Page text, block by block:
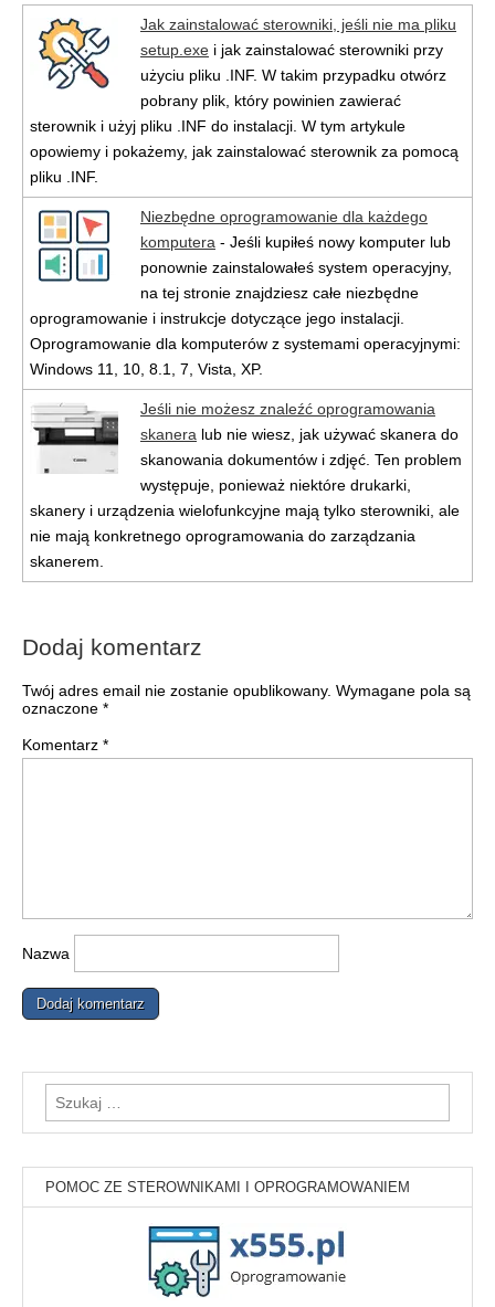
Jak zainstalować sterowniki, jeśli nie ma pliku
setup.exe i jak zainstalować sterowniki przy
użyciu pliku .INF. W takim przypadku otwórz
pobrany plik, który powinien zawierać
sterownik i użyj pliku .INF do instalacji. W tym artykule
opowiemy i pokażemy, jak zainstalować sterownik za pomocą
pliku .INF.
Niezbędne oprogramowanie dla każdego
komputera - Jeśli kupiłeś nowy komputer lub
ponownie zainstalowałeś system operacyjny,
na tej stronie znajdziesz całe niezbędne
oprogramowanie i instrukcje dotyczące jego instalacji.
Oprogramowanie dla komputerów z systemami operacyjnymi:
Windows 11, 10, 8.1, 7, Vista, XP.
Jeśli nie możesz znaleźć oprogramowania
skanera lub nie wiesz, jak używać skanera do
skanowania dokumentów i zdjęć. Ten problem
występuje, ponieważ niektóre drukarki,
skanery i urządzenia wielofunkcyjne mają tylko sterowniki, ale
nie mają konkretnego oprogramowania do zarządzania
skanerem.
Dodaj komentarz
Twój adres email nie zostanie opublikowany. Wymagane pola są
oznaczone *
Komentarz *
Nazwa
Szukaj:
POMOC ZE STEROWNIKAMI I OPROGRAMOWANIEM